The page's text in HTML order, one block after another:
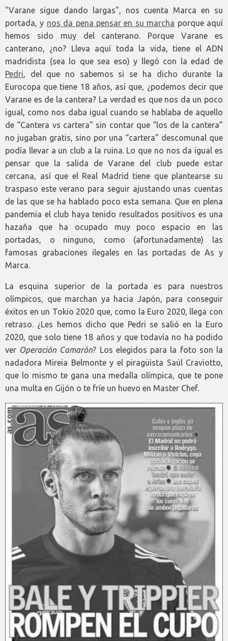
"Varane sigue dando largas", nos cuenta Marca en su
portada, y nos da pena pensar en su marcha porque aquí
hemos sido muy del canterano. Porque Varane es
canterano, ¿no? Lleva aquí toda la vida, tiene el ADN
madridista (sea lo que sea eso) y llegó con la edad de
Pedri, del que no sabemos si se ha dicho durante la
Eurocopa que tiene 18 años, así que, ¿podemos decir que
Varane es de la cantera? La verdad es que nos da un poco
igual, como nos daba igual cuando se hablaba de aquello
de “Cantera vs cartera” sin contar que “los de la cantera”
no jugaban gratis, sino por una “cartera” descomunal que
podía llevar a un club a la ruina. Lo que no nos da igual es
pensar que la salida de Varane del club puede estar
cercana, así que el Real Madrid tiene que plantearse su
traspaso este verano para seguir ajustando unas cuentas
de las que se ha hablado poco esta semana. Que en plena
pandemia el club haya tenido resultados positivos es una
hazaña que ha ocupado muy poco espacio en las
portadas, o ninguno, como (afortunadamente) las
famosas grabaciones ilegales en las portadas de As y
Marca.
La esquina superior de la portada es para nuestros
olímpicos, que marchan ya hacia Japón, para conseguir
éxitos en un Tokio 2020 que, como la Euro 2020, llega con
retraso. ¿Les hemos dicho que Pedri se salió en la Euro
2020, que solo tiene 18 años y que todavía no ha podido
ver Operación Camarón? Los elegidos para la foto son la
nadadora Mireia Belmonte y el piragüista Saúl Craviotto,
que lo mismo te gana una medalla olímpica, que te pone
una multa en Gijón o te fríe un huevo en Master Chef.